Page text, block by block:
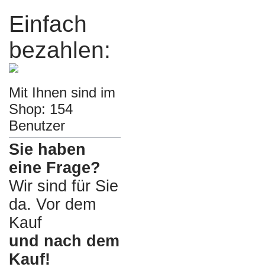
Einfach
bezahlen:
Mit Ihnen sind im
Shop: 154
Benutzer
Sie haben
eine Frage?
Wir sind für Sie
da. Vor dem
Kauf
und nach dem
Kauf!